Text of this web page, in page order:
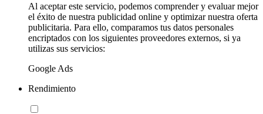
Al aceptar este servicio, podemos comprender y evaluar mejor
el éxito de nuestra publicidad online y optimizar nuestra oferta
publicitaria. Para ello, comparamos tus datos personales
encriptados con los siguientes proveedores externos, si ya
utilizas sus servicios:
Google Ads
Rendimiento